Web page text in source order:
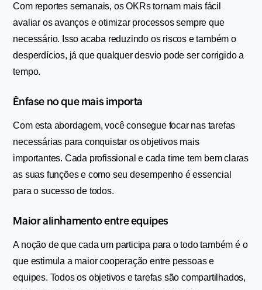
Com reportes semanais, os OKRs tornam mais fácil
avaliar os avanços e otimizar processos sempre que
necessário. Isso acaba reduzindo os riscos e também o
desperdícios, já que qualquer desvio pode ser corrigido a
tempo.
Ênfase no que mais importa
Com esta abordagem, você consegue focar nas tarefas
necessárias para conquistar os objetivos mais
importantes. Cada profissional e cada time tem bem claras
as suas funções e como seu desempenho é essencial
para o sucesso de todos.
Maior alinhamento entre equipes
A noção de que cada um participa para o todo também é o
que estimula a maior cooperação entre pessoas e
equipes. Todos os objetivos e tarefas são compartilhados,